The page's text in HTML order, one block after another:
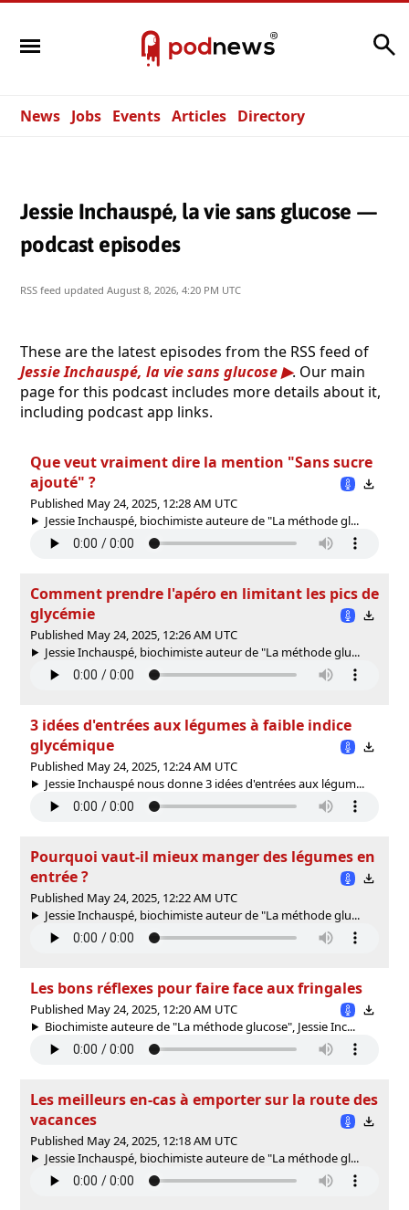
News Jobs Events Articles Directory
Jessie Inchauspé, la vie sans glucose —
podcast episodes
RSS feed updated August 8, 2026, 4:20 PM UTC
These are the latest episodes from the RSS feed of
Jessie Inchauspé, la vie sans glucose
. Our main
page for this podcast includes more details about it,
including podcast app links.
Que veut vraiment dire la mention "Sans sucre
ajouté" ?
Published May 24, 2025, 12:28 AM UTC
Jessie Inchauspé, biochimiste auteure de "La méthode gl...
Comment prendre l'apéro en limitant les pics de
glycémie
Published May 24, 2025, 12:26 AM UTC
Jessie Inchauspé, biochimiste auteur de "La méthode glu...
3 idées d'entrées aux légumes à faible indice
glycémique
Published May 24, 2025, 12:24 AM UTC
Jessie Inchauspé nous donne 3 idées d'entrées aux légum...
Pourquoi vaut-il mieux manger des légumes en
entrée ?
Published May 24, 2025, 12:22 AM UTC
Jessie Inchauspé, biochimiste auteur de "La méthode glu...
Les bons réflexes pour faire face aux fringales
Published May 24, 2025, 12:20 AM UTC
Biochimiste auteure de "La méthode glucose", Jessie Inc...
Les meilleurs en-cas à emporter sur la route des
vacances
Published May 24, 2025, 12:18 AM UTC
Jessie Inchauspé, biochimiste auteure de "La méthode gl...